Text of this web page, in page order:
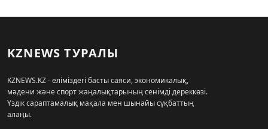
KZNEWS ТУРАЛЫ
KZNEWS.KZ - еліміздегі басты саяси, экономикалық,
мәдени және спорт жаңалықтарының сенімді дереккөзі.
Үздік сараптамалық мақала мен шынайы сұқбаттың
алаңы.